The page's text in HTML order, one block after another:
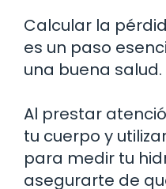
Calcular la
es un paso
una buena salud.
Al prestar
tu cuerpo y
para medir tu
asegurarte de